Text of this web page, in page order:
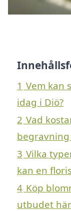
1 Vem kan
idag i Diö?
2 Vad
3 Vilka
kan en
4 Köp
utbudet